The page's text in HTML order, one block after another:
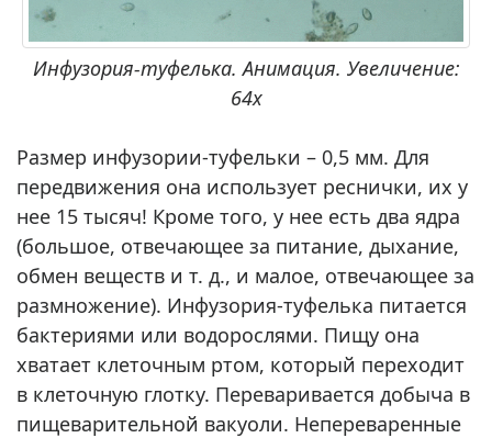
Инфузория-туфелька. Анимация. Увеличение:
64x
Размер инфузории-туфельки – 0,5 мм. Для
передвижения она использует реснички, их у
нее 15 тысяч! Кроме того, у нее есть два ядра
(большое, отвечающее за питание, дыхание,
обмен веществ и т. д., и малое, отвечающее за
размножение). Инфузория-туфелька питается
бактериями или водорослями. Пищу она
хватает клеточным ртом, который переходит
в клеточную глотку. Переваривается добыча в
пищеварительной вакуоли. Непереваренные